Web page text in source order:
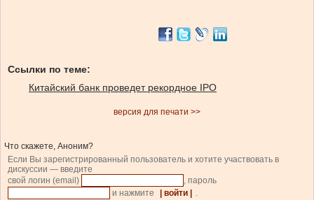
Ссылки по теме:
Китайский банк проведет рекордное IPO
версия для печати >>
Что скажете, Аноним?
Если Вы зарегистрированный пользователь и хотите участвовать в
дискуссии — введите
свой логин (email)
, пароль
и нажмите
| войти |
.